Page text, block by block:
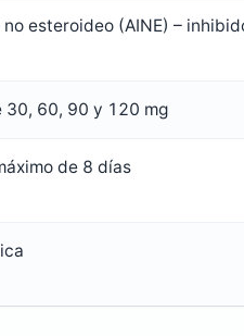
esteroideo (AINE) –
30, 60, 90 y 120 mg
de 8 días